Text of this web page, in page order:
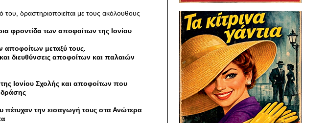
δραστηριοποιείται με τους ακόλουθους
φροντίδα των αποφοίτων της Ιονίου
αποφοίτων μεταξύ τους.
διευθύνσεις αποφοίτων και παλαιών
Ιονίου Σχολής και αποφοίτων που
δράσης
πέτυχαν την εισαγωγή τους στα Ανώτερα